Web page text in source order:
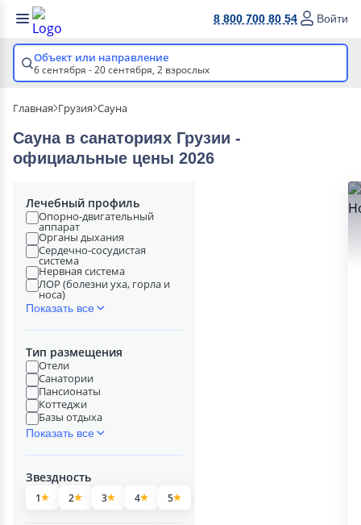
8 800 700 80 54 Войти
Объект или направление
6 сентября - 20 сентября, 2 взрослых
Главная Грузия Сауна
Сауна в cанаториях Грузии -
официальные цены 2026
Лечебный профиль
Опорно-двигательный
аппарат
Органы дыхания
Сердечно-сосудистая
система
Нервная система
ЛОР (болезни уха, горла и
носа)
Показать все
Тип размещения
Отели
Санатории
Пансионаты
Коттеджи
Базы отдыха
Показать все
Звездность
1 2 3 4 5